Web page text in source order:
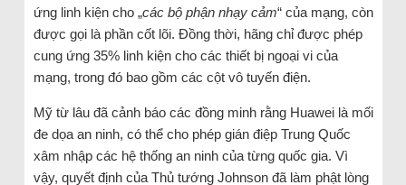
ứng linh kiện cho „các bộ phận nhạy cảm“ của mạng, còn
được gọi là phần cốt lõi. Đồng thời, hãng chỉ được phép
cung ứng 35% linh kiện cho các thiết bị ngoại vi của
mạng, trong đó bao gồm các cột vô tuyến điện.
Mỹ từ lâu đã cảnh báo các đồng minh rằng Huawei là mối
đe dọa an ninh, có thể cho phép gián điệp Trung Quốc
xâm nhập các hệ thống an ninh của từng quốc gia. Vì
vậy, quyết định của Thủ tướng Johnson đã làm phật lòng